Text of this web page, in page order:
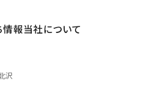
情報当社について
沢